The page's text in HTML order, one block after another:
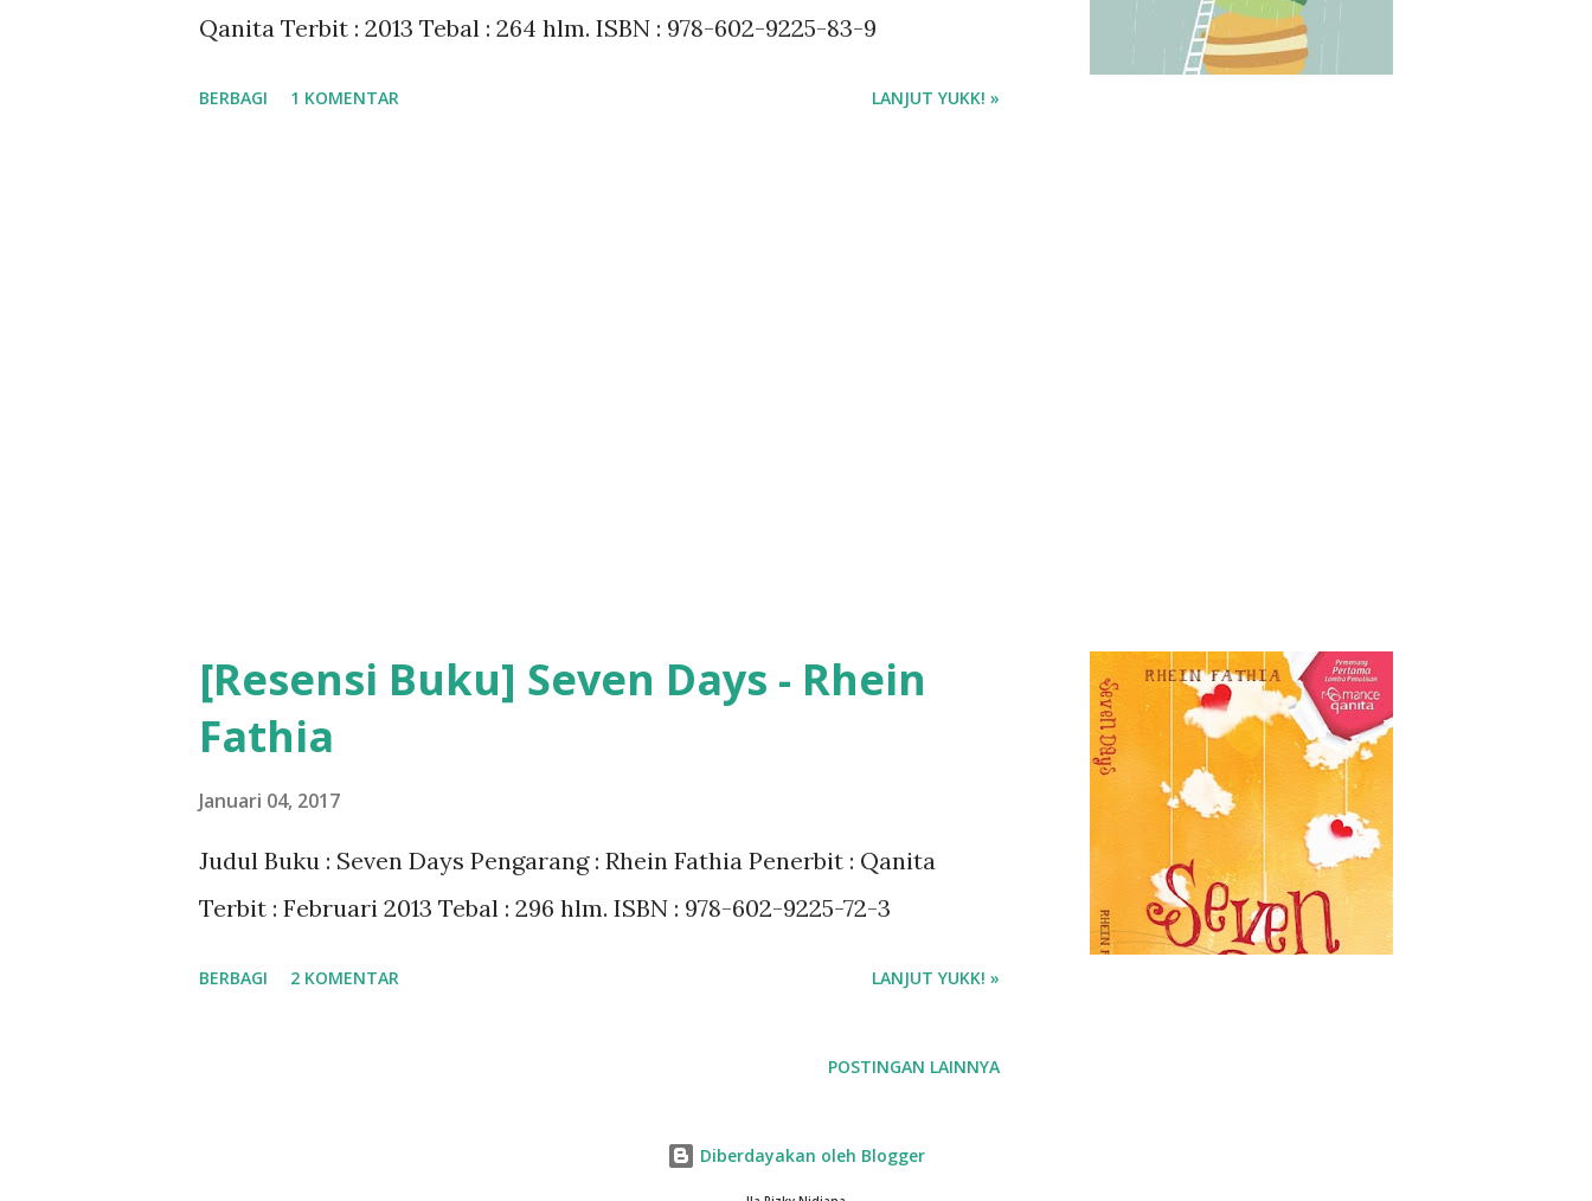
Qanita Terbit : 2013 Tebal : 264 hlm. ISBN : 978-602-9225-83-9
BERBAGI 1 KOMENTAR LANJUT YUKK! »
[Resensi Buku] Seven Days - Rhein
Fathia
Januari 04, 2017
Judul Buku : Seven Days Pengarang : Rhein Fathia Penerbit : Qanita
Terbit : Februari 2013 Tebal : 296 hlm. ISBN : 978-602-9225-72-3
BERBAGI 2 KOMENTAR LANJUT YUKK! »
POSTINGAN LAINNYA
Diberdayakan oleh Blogger